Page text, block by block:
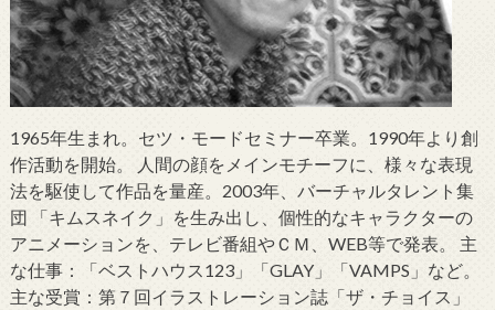
1965年生まれ。セツ・モードセミナー卒業。1990年より創
作活動を開始。 人間の顔をメインモチーフに、様々な表現
法を駆使して作品を量産。2003年、バーチャルタレント集
団 「キムスネイク」を生み出し、個性的なキャラクターの
アニメーションを、テレビ番組やＣＭ、WEB等で発表。 主
な仕事：「ベストハウス123」「GLAY」「VAMPS」など。
主な受賞：第７回イラストレーション誌「ザ・チョイス」